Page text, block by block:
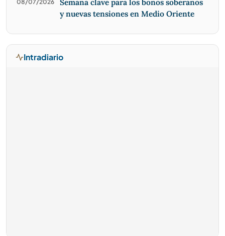
08/07/2026
Semana clave para los bonos soberanos
y nuevas tensiones en Medio Oriente
Intradiario